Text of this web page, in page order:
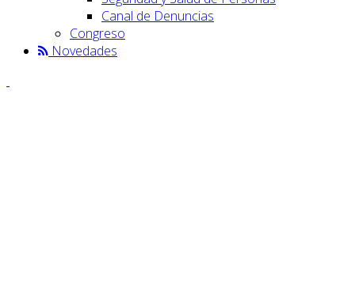
Canal de Denuncias
Congreso
Novedades